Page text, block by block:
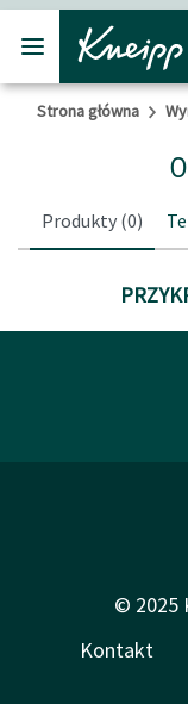
Przejdź do głównego
Przejdź do stopki
Strona główna
Produkty (0)
© 2025
Kontakt